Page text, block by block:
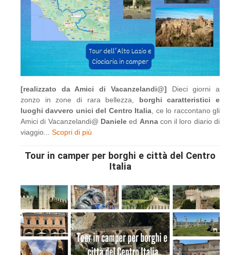
[realizzato da Amici di Vacanzelandi@] Dieci giorni a
zonzo in zone di rara bellezza, borghi caratteristici e
luoghi davvero unici del Centro Italia , ce lo raccontano gli
Amici di Vacanzelandi@ Danieleed Annacon il loro diario di
viaggio... Scopri di più
Tour in camper per borghi e città del Centro
Italia